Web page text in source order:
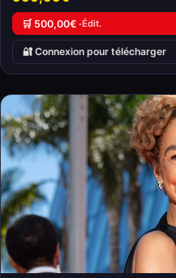
🛒 500,00€ ·Édit.
🔐 Connexion pour télécharger